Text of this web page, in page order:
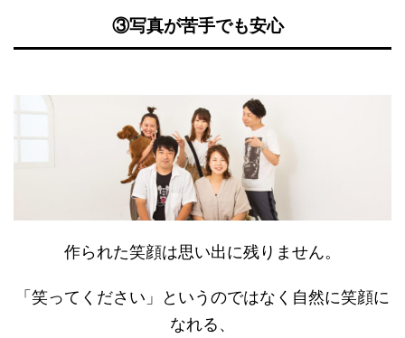
③写真が苦手でも安心
作られた笑顔は思い出に残りません。
「笑ってください」というのではなく自然に笑顔に
なれる、